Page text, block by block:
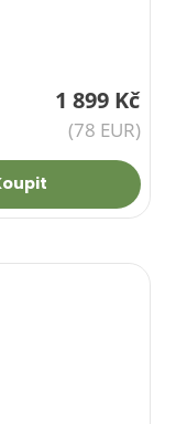
1 899 Kč
(78 EUR)